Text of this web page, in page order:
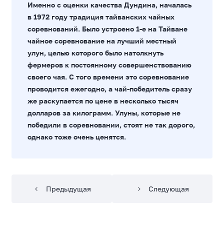
Именно с оценки качества Дундина, началась
в 1972 году традиция тайванских чайных
соревнований. Было устроено 1-е на Тайване
чайное соревнование на лучший местный
улун, целью которого было натолкнуть
фермеров к постоянному совершенствованию
своего чая. С того времени это соревнование
проводится ежегодно, а чай-победитель сразу
же раскупается по цене в несколько тысяч
долларов за килограмм. Улуны, которые не
победили в соревновании, стоят не так дорого,
однако тоже очень ценятся.
Предыдущая Следующая